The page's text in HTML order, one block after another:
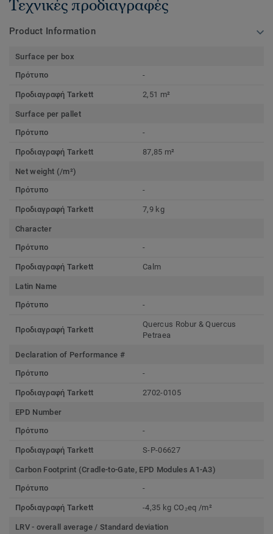
Τεχνικές προδιαγραφές
Product Information
Surface per box
Πρότυπο
-
Προδιαγραφή Tarkett 2,51 m²
Surface per pallet
Πρότυπο
-
Προδιαγραφή Tarkett 87,85 m²
Net weight (/m²)
Πρότυπο
-
Προδιαγραφή Tarkett 7,9 kg
Character
Πρότυπο
-
Προδιαγραφή Tarkett Calm
Latin Name
Πρότυπο
-
Προδιαγραφή Tarkett
Quercus Robur & Quercus
Petraea
Declaration of Performance #
Πρότυπο
-
Προδιαγραφή Tarkett 2702-0105
EPD Number
Πρότυπο
-
Προδιαγραφή Tarkett S-P-06627
Carbon Footprint (Cradle-to-Gate, EPD Modules A1-A3)
Πρότυπο
-
Προδιαγραφή Tarkett -4,35 kg CO₂eq /m²
LRV - overall average / Standard deviation